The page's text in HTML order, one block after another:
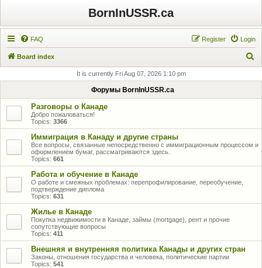
BornInUSSR.ca
FAQ Login
Register
Board index
r
It is currently Fri Aug 07, 2026 1:10 pm
Форумы BornInUSSR.ca
Разговоры о Канаде
Добро пожаловаться!
Topics: 3366
Иммиграция в Канаду и другие страны
Все вопросы, связанные непосредственно с иммиграционным процессом и
оформлением бумаг, рассматриваются здесь.
Topics: 661
Работа и обучение в Канаде
О работе и смежных проблемах: перепрофилирование, переобучение,
подтверждение диплома
Topics: 631
Жилье в Канаде
Покупка недвижимости в Канаде, займы (mortgage), рент и прочие
сопутствующие вопросы
Topics: 411
Внешняя и внутренняя политика Канады и других стран
Законы, отношения государства и человека, политические партии
Topics: 541